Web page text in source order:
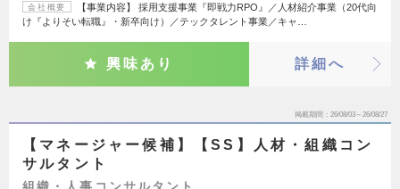
会社概要
【事業内容】 採用支援事業『即戦力RPO』／人材紹介事業（20代向
け『よりそい転職』・新卒向け）／テックタレント事業／キャ…
興味あり 詳細へ
掲載期間 26/08/03～26/08/27
【マネージャー候補】【SS】人材・組織コン
サルタント